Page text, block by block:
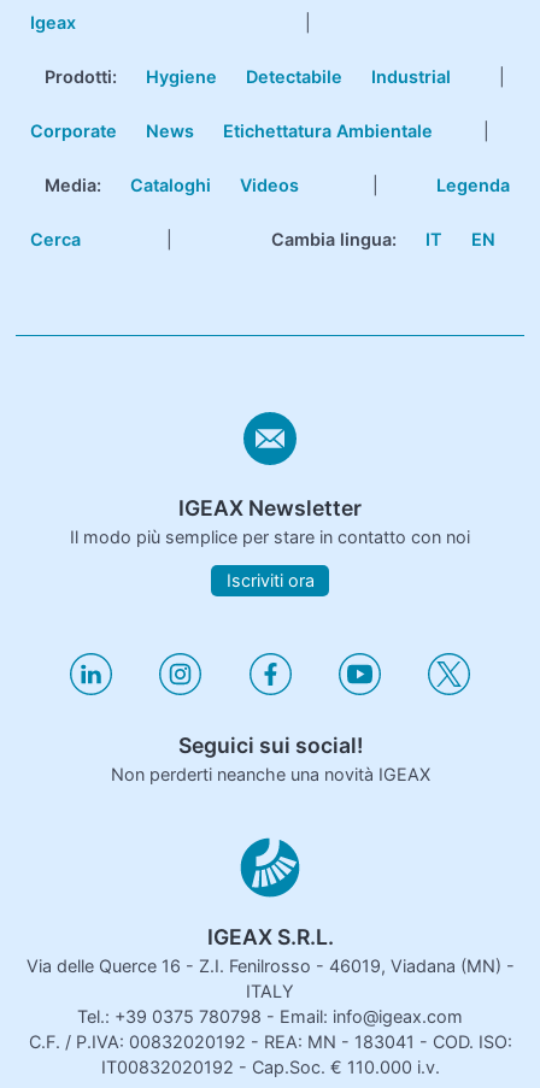
Igeax
Prodotti: Hygiene Detectabile Industrial
Corporate News Etichettatura Ambientale
Media: Cataloghi Videos Legenda
Cerca Cambia lingua: IT EN
IGEAX Newsletter
Il modo più semplice per stare in contatto con noi
Iscriviti ora
Seguici sui social!
Non perderti neanche una novità IGEAX
IGEAX S.R.L.
Via delle Querce 16 - Z.I. Fenilrosso - 46019, Viadana (MN) -
ITALY
Tel.: +39 0375 780798 - Email: info@igeax.com
C.F. / P.IVA: 00832020192 - REA: MN - 183041 - COD. ISO:
IT00832020192 - Cap.Soc. € 110.000 i.v.